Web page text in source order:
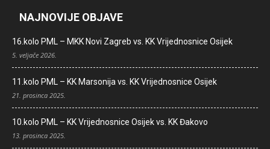
NAJNOVIJE OBJAVE
16.kolo PML – MKK Novi Zagreb vs. KK Vrijednosnice Osijek
5. veljače 2026.
11.kolo PML – KK Marsonija vs. KK Vrijednosnice Osijek
21. prosinca 2025.
10.kolo PML – KK Vrijednosnice Osijek vs. KK Đakovo
13. prosinca 2025.